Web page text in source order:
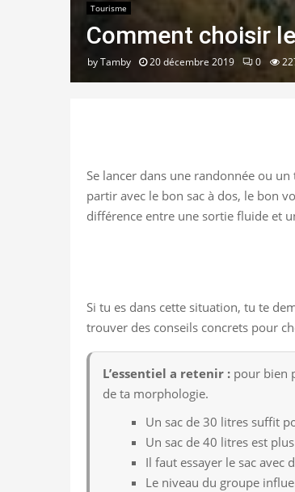
Tourisme
Comment choisir
byTamby 20 décembre 2019 0
Se lancer dans une randonnée ou
partir avec le bon sac à dos, le bon
différence entre une sortie fluide et
Si tu es dans cette situation, tu te
trouver des conseils concrets pour
L’essentiel a retenir : pour bien
de ta morphologie.
Un sac de 30 litres suffit
Un sac de 40 litres est
Il faut essayer le sac avec
Le niveau du groupe